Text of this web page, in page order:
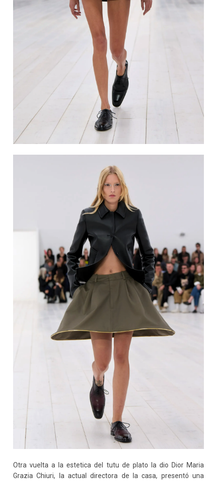
Otra vuelta a la estetica del tutu de plato la dio Dior Maria
Grazia Chiuri, la actual directora de la casa, presentó una